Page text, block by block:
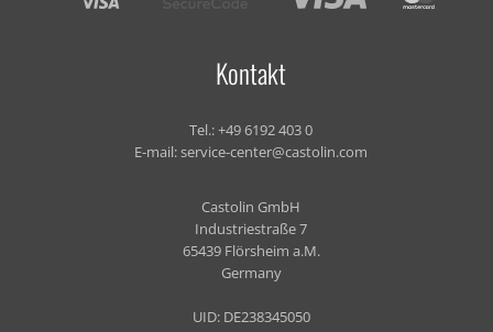
Kontakt
Tel.:+49 6192 403 0
E-mail:service-center@castolin.com
Castolin GmbH
Industriestraße 7
65439 Flörsheim a.M.
Germany
UID: DE238345050